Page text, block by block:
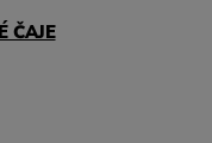
ČAJE